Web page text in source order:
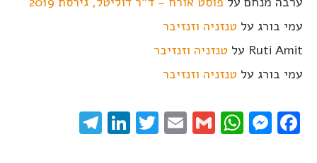
עמי בורג על טנזניה וזנזיבר
Ruti Amit על טנזניה וזנזיבר
עמי בורג על טנזניה וזנזיבר
Facebook
Messenger
WhatsApp
Gmail
Email
Twitter
LinkedIn